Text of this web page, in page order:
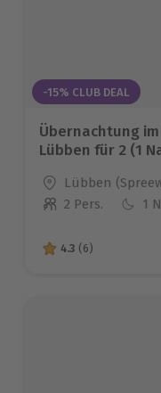
-15% CLUB DEAL
Übernachtung
Lübben für 2 (1
Standort
Lübben
Anzahl der
2 Pers. 1
4.3 von 5 Sternen
4.3 (6)